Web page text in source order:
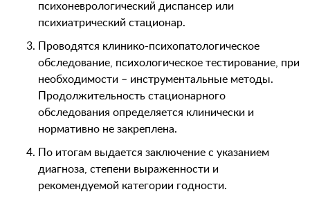
психоневрологический диспансер или
психиатрический стационар.
Проводятся клинико-психопатологическое
обследование, психологическое тестирование, при
необходимости – инструментальные методы.
Продолжительность стационарного
обследования определяется клинически и
нормативно не закреплена.
По итогам выдается заключение с указанием
диагноза, степени выраженности и
рекомендуемой категории годности.